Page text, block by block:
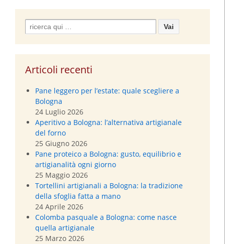
Search
for:
Articoli recenti
Pane leggero per l’estate: quale scegliere a
Bologna
24 Luglio 2026
Aperitivo a Bologna: l’alternativa artigianale
del forno
25 Giugno 2026
Pane proteico a Bologna: gusto, equilibrio e
artigianalità ogni giorno
25 Maggio 2026
Tortellini artigianali a Bologna: la tradizione
della sfoglia fatta a mano
24 Aprile 2026
Colomba pasquale a Bologna: come nasce
quella artigianale
25 Marzo 2026